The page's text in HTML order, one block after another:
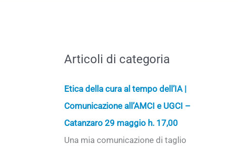
Articoli di categoria
Etica della cura al tempo dell’IA |
Comunicazione all’AMCI e UGCI –
Catanzaro 29 maggio h. 17,00
Una mia comunicazione di taglio